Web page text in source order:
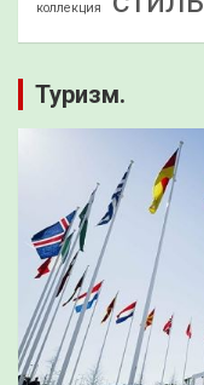
коллекция
Туризм.